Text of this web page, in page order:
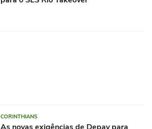
CORINTHIANS